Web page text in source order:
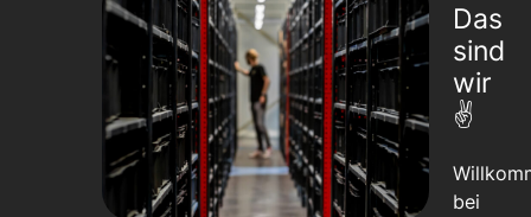
Das
sind
wir
✌️
bei